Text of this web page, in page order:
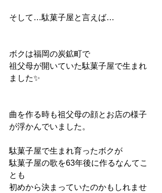
そして…駄菓子屋と言えば…
ボクは福岡の炭鉱町で
祖父母が開いていた駄菓子屋で生まれ
ました✨️
曲を作る時も祖父母の顔とお店の様子
が浮かんでいました。
駄菓子屋で生まれ育ったボクが
駄菓子屋の歌を63年後に作るなんてこ
とも
初めから決まっていたのかもしれませ